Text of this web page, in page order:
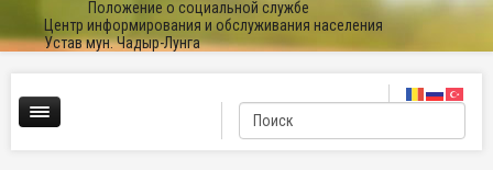
Положение о социальной службе
Центр информирования и обслуживания населения
Устав мун. Чадыр-Лунга